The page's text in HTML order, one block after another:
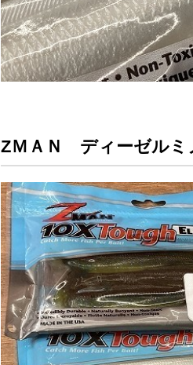
ZＭＡＮ ディーゼルミ